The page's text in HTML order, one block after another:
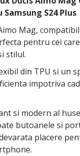
S24 Plus
Mag,
pentru cei
stilul.
din TPU si un
impotriva
si modern al
butoanele si
placere